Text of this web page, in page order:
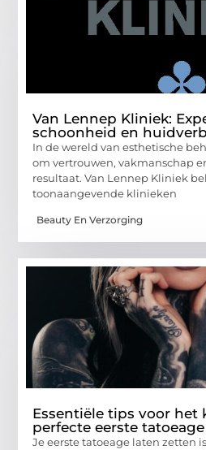
Van Lennep Kliniek:
schoonheid en
In de wereld van esthetische
om vertrouwen, vakmanschap
resultaat. Van Lennep Kliniek
toonaangevende klinieken
Beauty En Verzorging
Essentiële tips voor het
perfecte eerste tatoeage
Je eerste tatoeage laten zetten